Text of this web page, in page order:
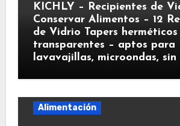
KICHLY – Recipientes de
Conservar Alimentos – 12
de Vidrio Tapers
transparentes – aptos para
lavavajillas, microondas, sin
Alimentación